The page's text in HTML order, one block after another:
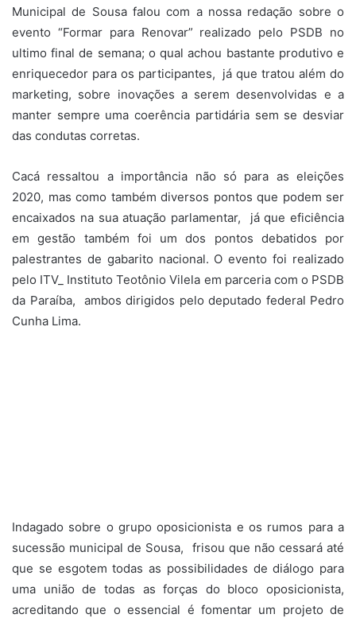
Municipal de Sousa falou com a nossa redação sobre o
evento “Formar para Renovar” realizado pelo PSDB no
ultimo final de semana; o qual achou bastante produtivo e
enriquecedor para os participantes, já que tratou além do
marketing, sobre inovações a serem desenvolvidas e a
manter sempre uma coerência partidária sem se desviar
das condutas corretas.
Cacá ressaltou a importância não só para as eleições
2020, mas como também diversos pontos que podem ser
encaixados na sua atuação parlamentar, já que eficiência
em gestão também foi um dos pontos debatidos por
palestrantes de gabarito nacional. O evento foi realizado
pelo ITV_ Instituto Teotônio Vilela em parceria com o PSDB
da Paraíba, ambos dirigidos pelo deputado federal Pedro
Cunha Lima.
Indagado sobre o grupo oposicionista e os rumos para a
sucessão municipal de Sousa, frisou que não cessará até
que se esgotem todas as possibilidades de diálogo para
uma união de todas as forças do bloco oposicionista,
acreditando que o essencial é fomentar um projeto de